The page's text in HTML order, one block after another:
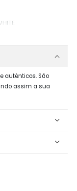
autênticos. São
assim a sua